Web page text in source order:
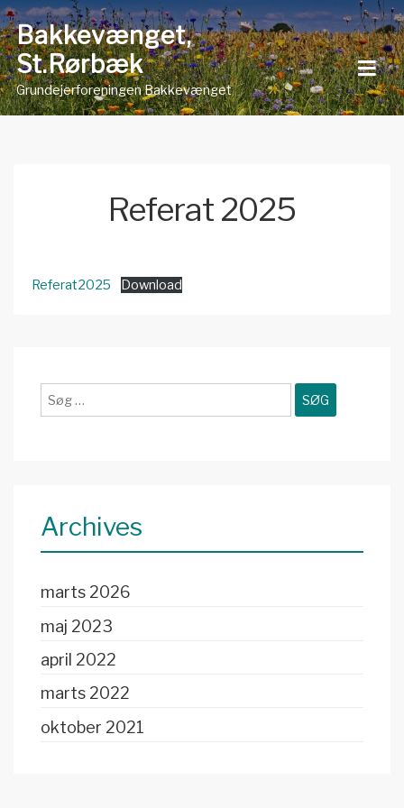
Skip
to
content
Bakkevænget,
St.Rørbæk
Grundejerforeningen Bakkevænget
Referat 2025
Referat2025 Download
efter:
Archives
marts 2026
maj 2023
april 2022
marts 2022
oktober 2021